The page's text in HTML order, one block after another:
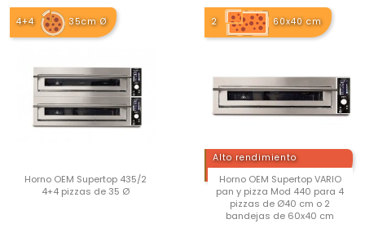
4+4 35cm Ø
Horno OEM Supertop 435/2
4+4 pizzas de 35 Ø
2 60x40 cm
Alto rendimiento
Horno OEM Supertop VARIO
pan y pizza Mod 440 para 4
pizzas de Ø40 cm o 2
bandejas de 60x40 cm